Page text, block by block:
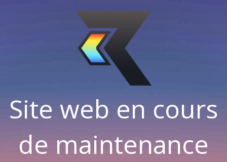
Site web en cours
de maintenance